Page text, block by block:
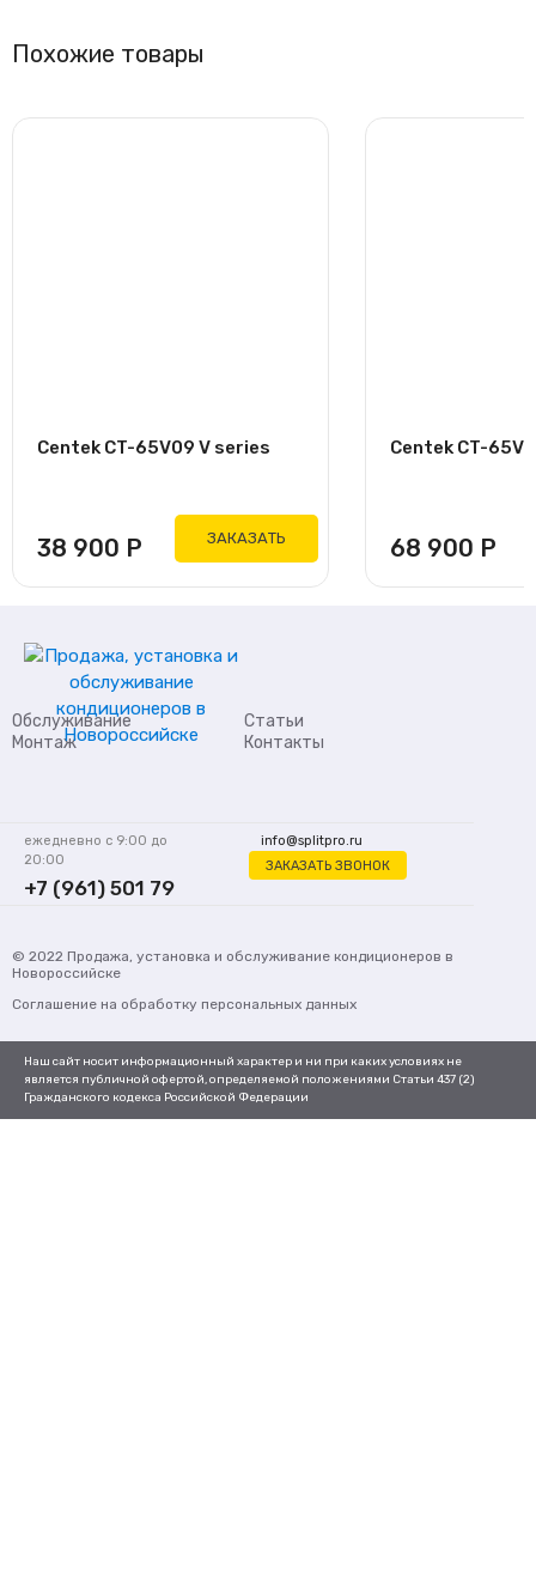
Похожие товары
Centek CT-65V09 V series
38 900 Р ЗАКАЗАТЬ
Centek CT-
68 900 Р
Обслуживание
Монтаж
Статьи
Контакты
info@splitpro.ru
ЗАКАЗАТЬ ЗВОНОК
ежедневно с 9:00 до
20:00
+7 (961) 501 79
© 2022 Продажа, установка и обслуживание кондиционеров в
Новороссийске
Соглашение на обработку персональных данных
Наш сайт носит информационный характер и ни при каких условиях не
является публичной офертой, определяемой положениями Статьи 437 (2)
Гражданского кодекса Российской Федерации